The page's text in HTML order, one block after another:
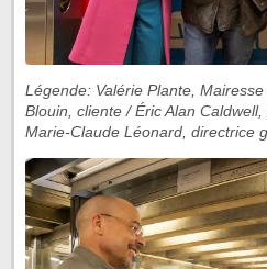
Légende: Valérie Plante,
Blouin, cliente / Éric Alan
Marie-Claude Léonard, directrice